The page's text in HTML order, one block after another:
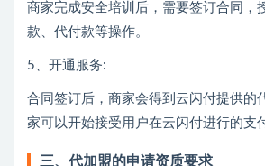
商家完成安全培训后，需要签订合同，
款、代付款等操作。
5、开通服务:
合同签订后，商家会得到云闪付提供的
家可以开始接受用户在云闪付进行的支
三、代加盟的申请资质要求